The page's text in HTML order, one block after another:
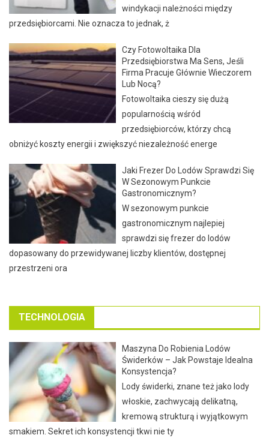
windykacji należności między
przedsiębiorcami. Nie oznacza to jednak, ż
Czy Fotowoltaika Dla
Przedsiębiorstwa Ma Sens, Jeśli
Firma Pracuje Głównie Wieczorem
Lub Nocą?
Fotowoltaika cieszy się dużą
popularnością wśród
przedsiębiorców, którzy chcą
obniżyć koszty energii i zwiększyć niezależność energe
Jaki Frezer Do Lodów Sprawdzi Się
W Sezonowym Punkcie
Gastronomicznym?
W sezonowym punkcie
gastronomicznym najlepiej
sprawdzi się frezer do lodów
dopasowany do przewidywanej liczby klientów, dostępnej
przestrzeni ora
TECHNOLOGIA
Maszyna Do Robienia Lodów
Świderków – Jak Powstaje Idealna
Konsystencja?
Lody świderki, znane też jako lody
włoskie, zachwycają delikatną,
kremową strukturą i wyjątkowym
smakiem. Sekret ich konsystencji tkwi nie ty